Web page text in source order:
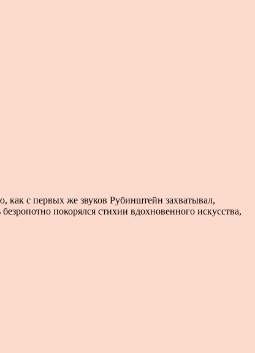
с первых же звуков Рубинштейн захватывал,
покорялся стихии вдохновенного искусства,